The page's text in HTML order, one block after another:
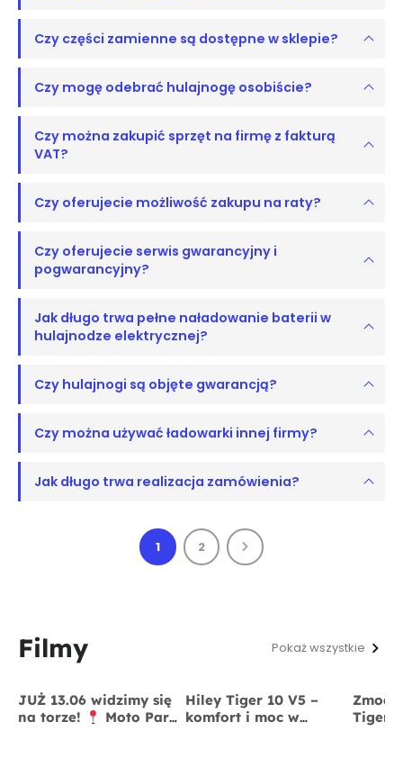
Czy części zamienne są dostępne w sklepie?
Czy mogę odebrać hulajnogę osobiście?
Czy można zakupić sprzęt na firmę z fakturą
VAT?
Czy oferujecie możliwość zakupu na raty?
Czy oferujecie serwis gwarancyjny i
pogwarancyjny?
Jak długo trwa pełne naładowanie baterii w
hulajnodze elektrycznej?
Czy hulajnogi są objęte gwarancją?
Czy można używać ładowarki innej firmy?
Jak długo trwa realizacja zamówienia?
1 2
Filmy Pokaż wszystkie
JUŻ 13.06 widzimy się
na torze!
Moto Park
Hiley Tiger 10 V5 –
komfort i moc w
Tiger